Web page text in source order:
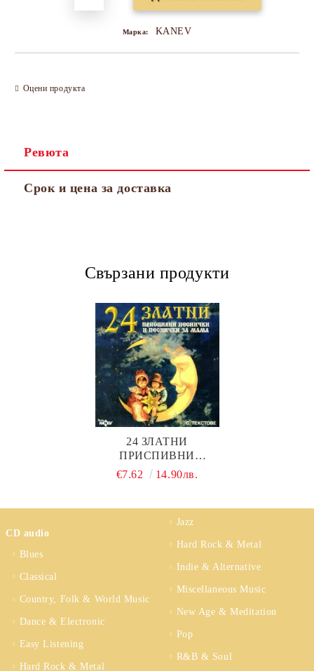
Марка: KANEV
Оцени продукта
Ревюта
Срок и цена за доставка
Свързани продукти
24 ЗЛАТНИ
ПРИСПИВНИ
ПЕСНИЧКИ И
€7.62 14.90лв.
CD audio
Blues
Classical
Country, Folk & World Music
Dance & Electronic
Easy Listening
Hard Rock & Metal
Jazz
Hard Rock & Metal
Indie & Alternative
Miscellaneous Music
New Age & Meditation
Pop
R&B & Soul